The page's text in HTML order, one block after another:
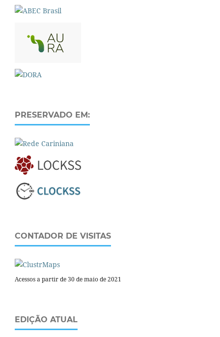
PRESERVADO EM:
CONTADOR DE VISITAS
Acessos a partir de 30 de maio de 2021
EDIÇÃO ATUAL